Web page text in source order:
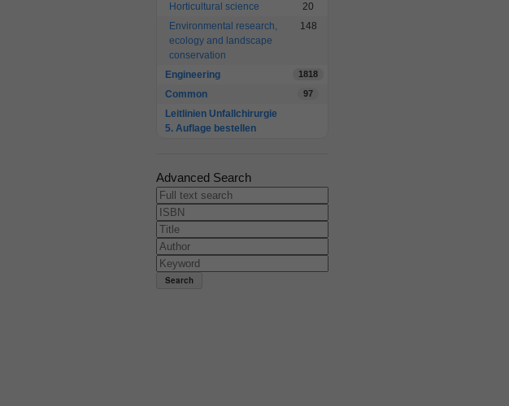
Horticultural science
20
Environmental research,
ecology and landscape
conservation
148
Engineering 1818
Common 97
Leitlinien Unfallchirurgie
5. Auflage bestellen
Advanced Search